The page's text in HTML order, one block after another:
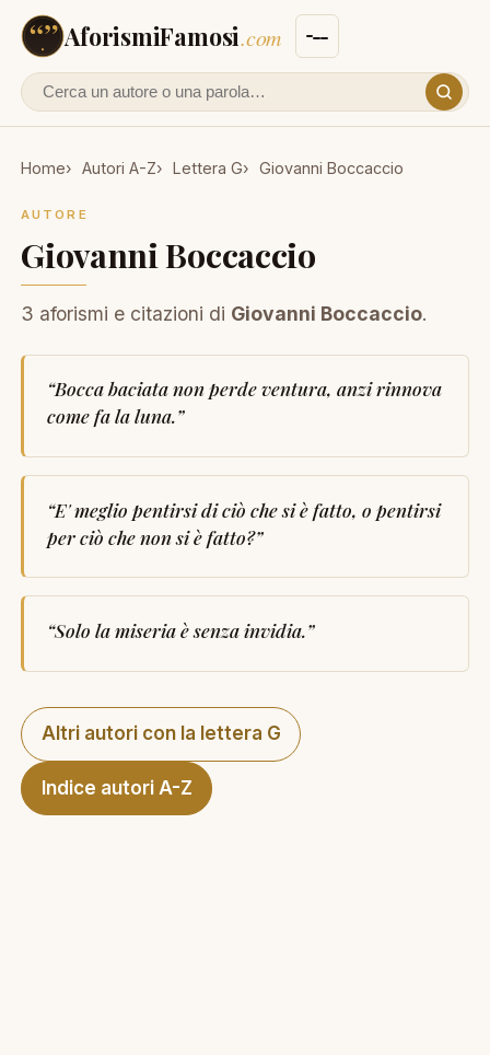
AforismiFamosi.com
Cerca un autore o un aforisma
Home Autori A-Z Lettera G Giovanni Boccaccio
AUTORE
Giovanni Boccaccio
3 aforismi e citazioni di Giovanni Boccaccio.
“Bocca baciata non perde ventura, anzi rinnova
come fa la luna.”
“E' meglio pentirsi di ciò che si è fatto, o pentirsi
per ciò che non si è fatto?”
“Solo la miseria è senza invidia.”
Altri autori con la lettera G
Indice autori A-Z